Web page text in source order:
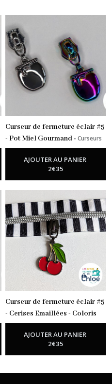
Curseur de fermeture éclair #5
- Pot Miel Gourmand -Curseurs
Zip Nylon
AJOUTER AU PANIER
2€35
Curseur de fermeture éclair #5
- Cerises Emaillées - Coloris
Gun-Curseurs Zip Nylon
AJOUTER AU PANIER
2€35